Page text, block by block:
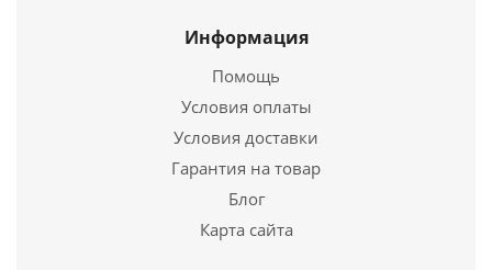
Подробнее
Купить в 1 клик
Информация
Помощь
Условия оплаты
Условия доставки
Гарантия на товар
Блог
Карта сайта